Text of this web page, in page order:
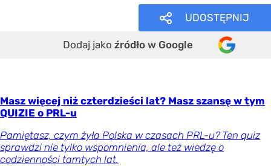
UDOSTĘPNIJ
Dodaj jako źródło w Google
Masz więcej niż czterdzieści lat? Masz szansę w tym
QUIZIE o PRL-u
Pamiętasz, czym żyła Polska w czasach PRL-u? Ten quiz
sprawdzi nie tylko wspomnienia, ale też wiedzę o
codzienności tamtych lat.